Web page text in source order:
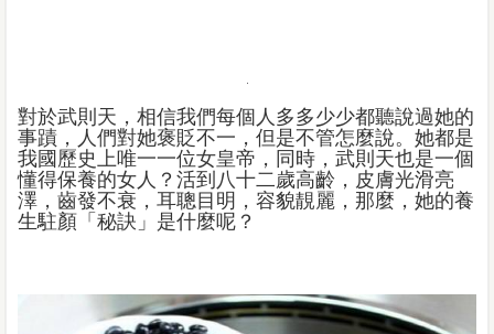
對於武則天，相信我們每個人多多少少都聽說過她的
事蹟，人們對她褒貶不一，但是不管怎麼說。她都是
我國歷史上唯一一位女皇帝，同時，武則天也是一個
懂得保養的女人？活到八十二歲高齡，皮膚光滑亮
澤，齒發不衰，耳聰目明，容貌靚麗，那麼，她的養
生駐顏「秘訣」是什麼呢？